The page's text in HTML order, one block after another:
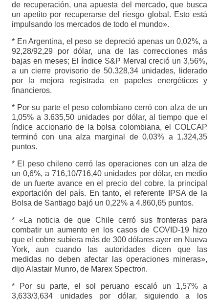
de recuperación, una apuesta del mercado, que busca
un apetito por recuperarse del riesgo global. Esto está
impulsando los mercados de todo el mundo».
* En Argentina, el peso se depreció apenas un 0,02%, a
92,28/92,29 por dólar, una de las correcciones más
bajas en meses; El índice S&P Merval creció un 3,56%,
a un cierre provisorio de 50.328,34 unidades, liderado
por la mejora registrada en papeles energéticos y
financieros.
* Por su parte el peso colombiano cerró con alza de un
1,05% a 3.635,50 unidades por dólar, al tiempo que el
índice accionario de la bolsa colombiana, el COLCAP
terminó con una alza marginal de 0,03% a 1.324,35
puntos.
* El peso chileno cerró las operaciones con un alza de
un 0,6%, a 716,10/716,40 unidades por dólar, en medio
de un fuerte avance en el precio del cobre, la principal
exportación del país. En tanto, el referente IPSA de la
Bolsa de Santiago bajó un 0,22% a 4.860,65 puntos.
* «La noticia de que Chile cerró sus fronteras para
combatir un aumento en los casos de COVID-19 hizo
que el cobre subiera más de 300 dólares ayer en Nueva
York, aun cuando las autoridades dicen que las
medidas no deben afectar las operaciones mineras»,
dijo Alastair Munro, de Marex Spectron.
* Por su parte, el sol peruano escaló un 1,57% a
3,633/3,634 unidades por dólar, siguiendo a los